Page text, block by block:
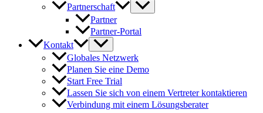
Partnerschaft
Partner
Partner-Portal
Kontakt
Globales Netzwerk
Planen Sie eine Demo
Start Free Trial
Lassen Sie sich von einem Vertreter kontaktieren
Verbindung mit einem Lösungsberater